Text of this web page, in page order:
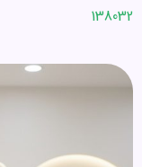
138032